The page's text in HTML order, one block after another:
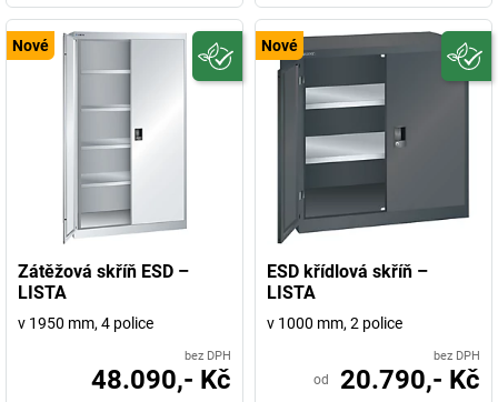
Nové
Zátěžová skříň ESD –
LISTA
v 1950 mm, 4 police
bez DPH
48.090,- Kč
Nové
ESD křídlová skříň –
LISTA
v 1000 mm, 2 police
bez DPH
od 20.790,- Kč